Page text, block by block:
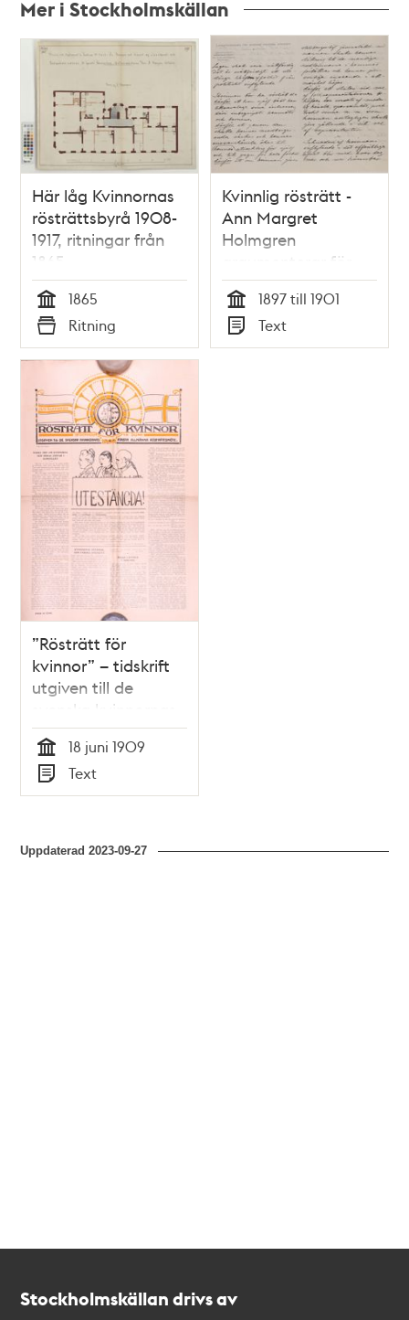
Mer i Stockholmskällan
Relaterade
poster
teman
Här låg Kvinnornas
rösträttsbyrå 1908-
1917, ritningar från
1865
Tid
1865
Typ
Ritning
Kvinnlig rösträtt -
Ann Margret
Holmgren
argumenterar för
kvinnors rösträtt i
brev till Carl
Lindhagen
Tid
1897 till 1901
Typ
Text
”Rösträtt för
kvinnor” – tidskrift
utgiven till de
svenska kvinnornas
första allmänna
rösträttsmöte 1909
Tid
18 juni 1909
Typ
Text
Uppdaterad2023-09-27
Stockholmskällan drivs av